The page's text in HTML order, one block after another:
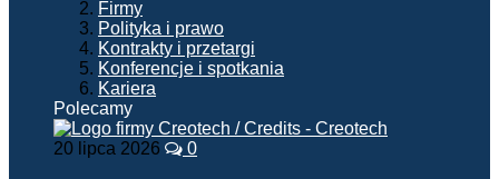
Firmy
Polityka i prawo
Kontrakty i przetargi
Konferencje i spotkania
Kariera
Polecamy
20 lipca 2026 0